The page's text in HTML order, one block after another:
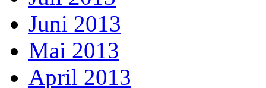
Juni 2013
Mai 2013
April 2013